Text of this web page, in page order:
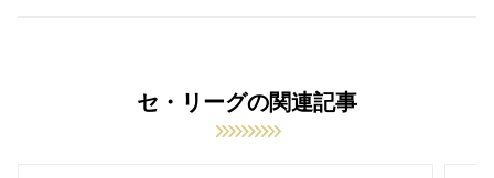
セ・リーグの関連記事